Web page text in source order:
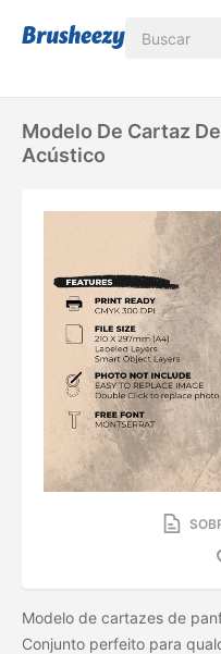
Modelo De Cartaz
Acústico
Modelo de cartazes de
Conjunto perfeito para